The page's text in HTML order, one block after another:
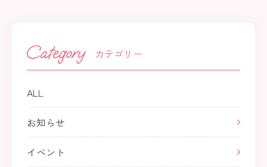
カテゴリー
ALL
お知らせ
イベント